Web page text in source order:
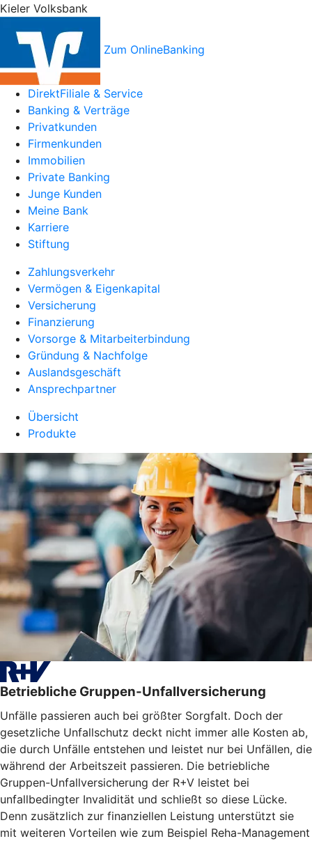
Kieler Volksbank
Zum OnlineBanking
DirektFiliale & Service
Banking & Verträge
Privatkunden
Firmenkunden
Immobilien
Private Banking
Junge Kunden
Meine Bank
Karriere
Stiftung
Zahlungsverkehr
Vermögen & Eigenkapital
Versicherung
Finanzierung
Vorsorge & Mitarbeiterbindung
Gründung & Nachfolge
Auslandsgeschäft
Ansprechpartner
Übersicht
Produkte
Betriebliche Gruppen-Unfallversicherung
Unfälle passieren auch bei größter Sorgfalt. Doch der
gesetzliche Unfallschutz deckt nicht immer alle Kosten ab,
die durch Unfälle entstehen und leistet nur bei Unfällen, die
während der Arbeitszeit passieren. Die betriebliche
Gruppen-Unfallversicherung der R+V leistet bei
unfallbedingter Invalidität und schließt so diese Lücke.
Denn zusätzlich zur finanziellen Leistung unterstützt sie
mit weiteren Vorteilen wie zum Beispiel Reha-Management